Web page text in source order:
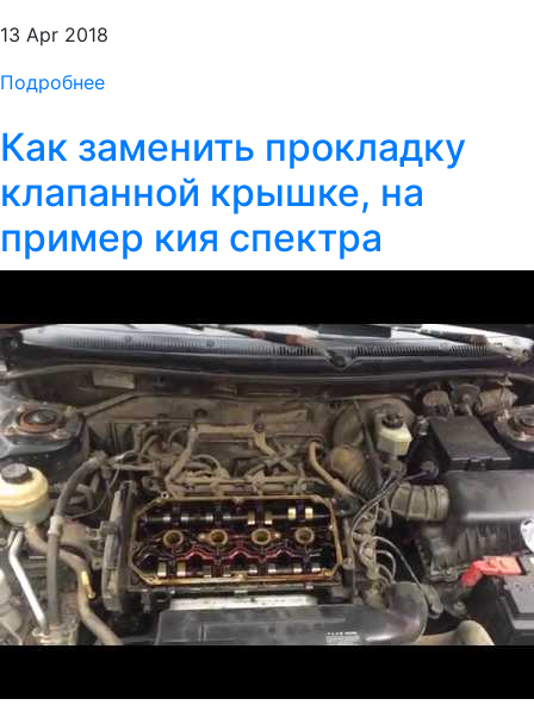
13 Apr 2018
Подробнее
Как заменить прокладку
клапанной крышке, на
пример кия спектра